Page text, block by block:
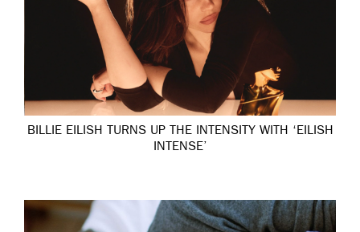
BILLIE EILISH TURNS UP THE INTENSITY WITH ‘EILISH
INTENSE’